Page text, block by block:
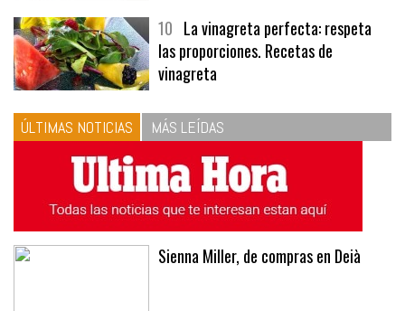
10 La vinagreta perfecta: respeta
las proporciones. Recetas de
vinagreta
ÚLTIMAS NOTICIAS MÁS LEÍDAS
Sienna Miller, de compras en Deià